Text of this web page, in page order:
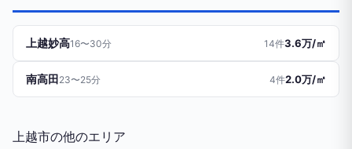
上越妙高16〜30分 14件3.6万/㎡
南高田23〜25分 4件2.0万/㎡
上越市の他のエリア